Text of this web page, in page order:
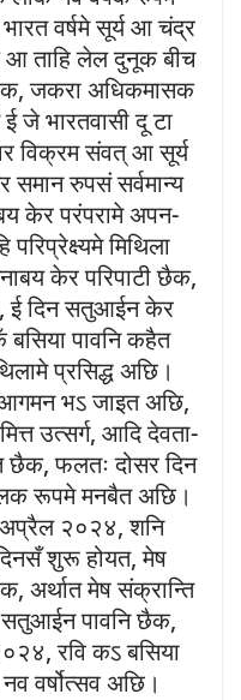
वर्षमे सूर्य आ चंद्र
ताहि लेल दुनूक बीच
जकरा अधिकमासक
भारतवासी दू टा
विक्रम संवत् आ सूर्य
रुपसं सर्वमान्य
केर परंपरामे अपन-
मिथिला
केर परिपाटी छैक,
ई दिन सतुआईन केर
बसिया पावनि कहैत
प्रसिद्ध अछि।
भऽ जाइत अछि,
उत्सर्ग, आदि देवता-
छैक, फलतः दोसर दिन
रूपमे मनबैत अछि।
२०२४, शनि
शुरू होयत, मेष
अर्थात मेष संक्रान्ति
सतुआईन पावनि छैक,
रवि कऽ बसिया
वर्षोत्सव अछि।